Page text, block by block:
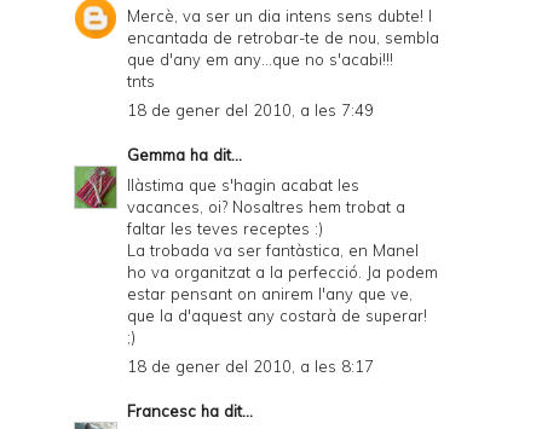
i
n
d
l
y
a
n
P
D
Mercè, va ser un dia intens sens dubte! I
encantada de retrobar-te de nou, sembla
que d'any em any...que no s'acabi!!!
tnts
18 de gener del 2010, a les 7:49
Gemma ha dit...
llàstima que s'hagin acabat les
vacances, oi? Nosaltres hem trobat a
faltar les teves receptes :)
La trobada va ser fantàstica, en Manel
ho va organitzat a la perfecció. Ja podem
estar pensant on anirem l'any que ve,
que la d'aquest any costarà de superar!
;)
18 de gener del 2010, a les 8:17
Francesc ha dit...